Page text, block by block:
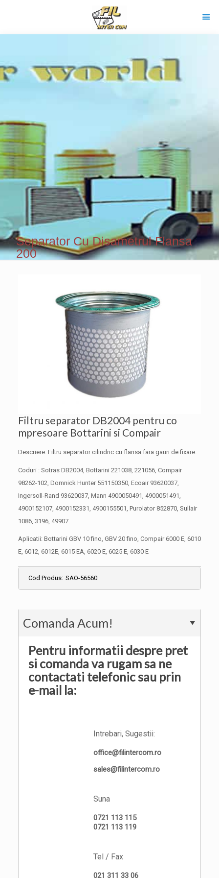
Separator Cu Disametrul Flansa
200
Filtru separator DB2004 pentru co
mpresoare Bottarini si Compair
Descriere: Filtru separator cilindric cu flansa fara gauri de fixare.
Coduri : Sotras DB2004, Bottarini 221038, 221056, Compair
98262-102, Domnick Hunter 551150350, Ecoair 93620037,
Ingersoll-Rand 93620037, Mann 4900050491, 4900051491,
4900152107, 4900152331, 4900155501, Purolator 852870, Sullair
1086, 3196, 49907.
Aplicatii: Bottarini GBV 10 fino, GBV 20 fino, Compair 6000 E, 6010
E, 6012, 6012E, 6015 EA, 6020 E, 6025 E, 6030 E
Cod Produs: SAO-56560
Comanda Acum!
Pentru informatii despre pret
si comanda va rugam sa ne
contactati telefonic sau prin
e-mail la:
Intrebari, Sugestii:
office@filintercom.ro
sales@filintercom.ro
Suna
0721 113 115
0721 113 119
Tel / Fax
021 311 33 06